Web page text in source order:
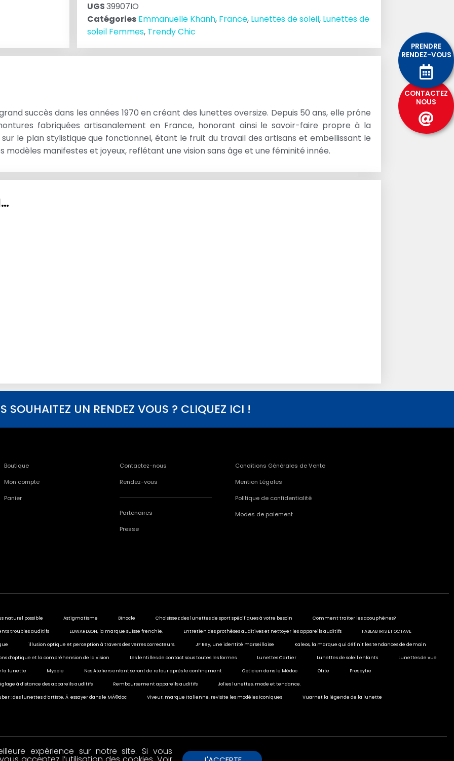
UGS39907IO
Catégories Emmanuelle Khanh, France, Lunettes de soleil, Lunettes de
soleil Femmes, Trendy Chic
succès dans les années 1970 en créant des lunettes oversize. Depuis 50 ans, elle prône
fabriquées artisanalement en France, honorant ainsi le savoir-faire propre à la
le plan stylistique que fonctionnel, étant le fruit du travail des artisans et embellissant le
manifestes et joyeux, reflétant une vision sans âge et une féminité innée.
SOUHAITEZ UN RENDEZ VOUS ? CLIQUEZ ICI !
Boutique
Mon compte
Panier
Contactez-nous
Rendez-vous
Partenaires
Presse
Conditions Générales de Vente
Mention Légales
Politique de confidentialité
Modes de paiement
naturel possible Astigmatisme Binocle Choisissez des lunettes de sport spécifiques à votre besoin Comment traiter les acouphènes?
troubles auditifs EDWARDSON, la marque suisse frenchie. Entretien des prothèses auditives et nettoyer les appareils auditifs FABLAB IRIS ET OCTAVE
illusion optique et perception à travers des verres correcteurs. JF Rey, une identité marseillaise Kaleos, la marque qui définit les tendances de demain
d’optique et la compréhension de la vision Les lentilles de contact sous toutes les formes Lunettes Cartier Lunettes de soleil enfants Lunettes de vue
la lunette Myopie Nos Ateliers enfant seront de retour après le confinement Opticien dans le Médoc Otite Presbytie
à distance des appareils auditifs Remboursement appareils auditifs Jolies lunettes, mode et tendance.
: des lunettes d’artiste, Ã essayer dans le MÃ©doc Viveur, marque Italienne, revisite les modèles iconiques Vuarnet la légende de la lunette
PRENDRE
RENDEZ-VOUS
CONTACTEZ
NOUS
expérience sur notre site. Si vous